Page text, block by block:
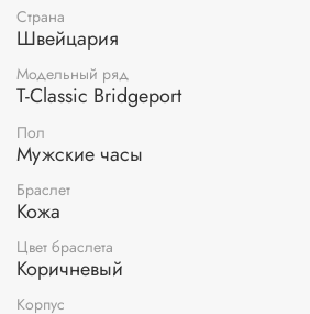
Страна
Швейцария
Модельный ряд
T-Classic Bridgeport
Пол
Мужские часы
Браслет
Кожа
Цвет браслета
Коричневый
Корпус